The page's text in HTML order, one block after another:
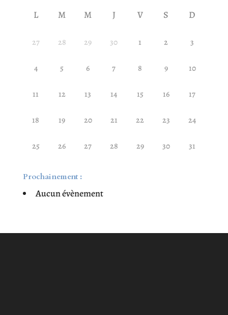
L M M J V S D
27 28 29 30 1 2 3
4 5 6 7 8 9 10
11 12 13 14 15 16 17
18 19 20 21 22 23 24
25 26 27 28 29 30 31
Prochainement :
Aucun évènement